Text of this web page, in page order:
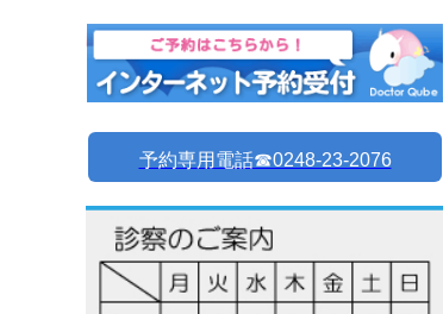
予約専用電話☎︎0248-23-2076